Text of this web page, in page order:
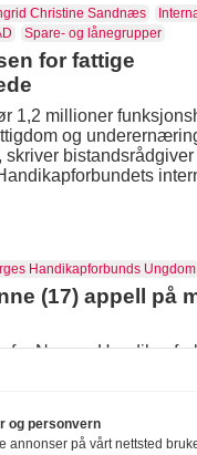
Christine Sandnæs
Spare- og lånegrupper
for fattige
1,2 millioner
og
bistandsrådgiver
Handikapforbunds Ungdom
(17) appell på
fra Norges
under det
med at
og personvern
annonser på vårt nettsted